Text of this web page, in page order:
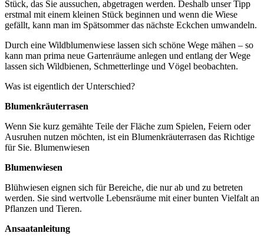
Stück, das Sie aussuchen, abgetragen werden. Deshalb unser Tipp
erstmal mit einem kleinen Stück beginnen und wenn die Wiese
gefällt, kann man im Spätsommer das nächste Eckchen umwandeln.
Durch eine Wildblumenwiese lassen sich schöne Wege mähen – so
kann man prima neue Gartenräume anlegen und entlang der Wege
lassen sich Wildbienen, Schmetterlinge und Vögel beobachten.
Was ist eigentlich der Unterschied?
Blumenkräuterrasen
Wenn Sie kurz gemähte Teile der Fläche zum Spielen, Feiern oder
Ausruhen nutzen möchten, ist ein Blumenkräuterrasen das Richtige
für Sie. Blumenwiesen
Blumenwiesen
Blühwiesen eignen sich für Bereiche, die nur ab und zu betreten
werden. Sie sind wertvolle Lebensräume mit einer bunten Vielfalt an
Pflanzen und Tieren.
Ansaatanleitung